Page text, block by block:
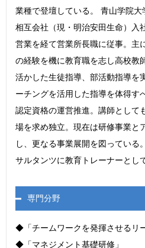
業種で登壇している。 青山学院
相互会社（現・明治安田生命）入
営業を経て営業所長職に従事。主
の経験を機に教育職を志し高校教
活かした生徒指導、部活動指導を
ーチングを活用した指導を体得す
認定資格の運営推進。講師として
場を求め独立。現在は研修事業と
し、更なる事業展開を図っている
サルタンツに教育トレーナーとし
専門分野
◆「チームワークを発揮させるリ
◆「マネジメント基礎研修」